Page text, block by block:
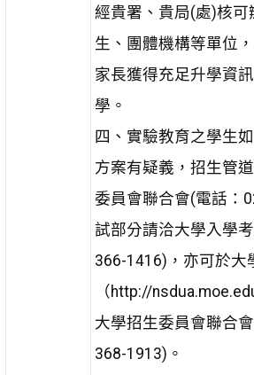
經貴署、貴局(處)核
生、團體機構等單位
家長獲得充足升學資
學。
四、實驗教育之學生
方案有疑義，招生管
委員會聯合會(電話：
試部分請洽大學入學
366-1416)，亦可於大
（http://
大學招生委員會聯合
368-1913)。